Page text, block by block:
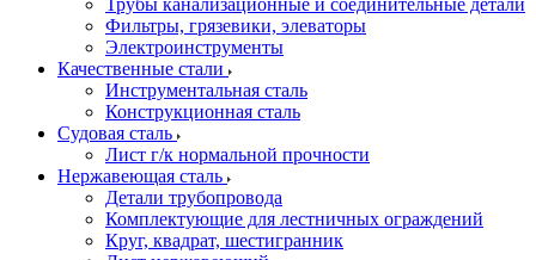
Трубы канализационные и соединительные детали
Фильтры, грязевики, элеваторы
Электроинструменты
Качественные стали
Инструментальная сталь
Конструкционная сталь
Судовая сталь
Лист г/к нормальной прочности
Нержавеющая сталь
Детали трубопровода
Комплектующие для лестничных ограждений
Круг, квадрат, шестигранник